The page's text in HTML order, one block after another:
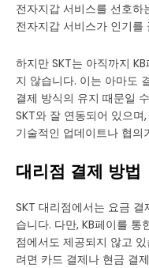
전자지갑 서비스를 선호하
전자지갑 서비스가 인기를
하지만 SKT는 아직까지
지 않습니다. 이는 아마도
결제 방식의 유지 때문일
SKT와 잘 연동되어 있으
기술적인 업데이트나 협의
대리점 결제 방법
SKT 대리점에서는 요금
습니다. 다만, KB페이를
점에서도 제공되지 않고
려면 카드 결제나 현금 결